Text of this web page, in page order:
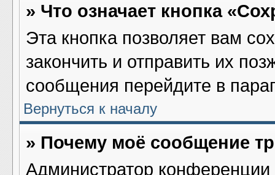
» Что означает кнопка
Эта кнопка позволяет вам
закончить и отправить их
сообщения перейдите в
Вернуться к началу
» Почему моё сообщение
Администратор